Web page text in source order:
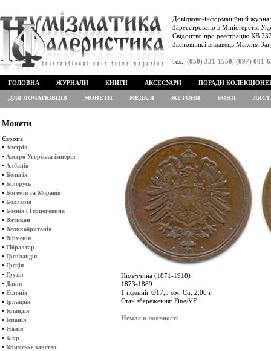
Довідково-інформаційний
Зареєстровано в Міністерстві
Свідоцтво про реєстрацію КВ
Засновник і видавець Максим
тел.: (050) 331-1550, (097) 081-
ГОЛОВНА ЖУРНАЛИ КНИГИ АКСЕСУАРИ ПОРАДИ
ДЛЯ ПОЧАТКІВЦІВ МОНЕТИ МЕДАЛІ ЖЕТОНИ БОНИ
Монети
Європа
• Австрія
• Австро-Угорська імперія
• Албанія
• Бельгія
• Білорусь
• Богемія та Моравія
• Болгарія
• Боснія і Герцоговина
• Ватикан
• Великобританія
• Вірменія
• Гібралтар
• Гренландія
• Греція
• Грузія
• Данія
• Естонія
• Ірландія
• Ісландія
• Іспанія
• Італія
• Кіпр
• Кримське ханство
Німеччина (1871-1918)
1873-1889
1 пфенніг Ø17,5 мм. Cu, 2,00 г.
Стан збереження: Fine/VF
Немає в наявності